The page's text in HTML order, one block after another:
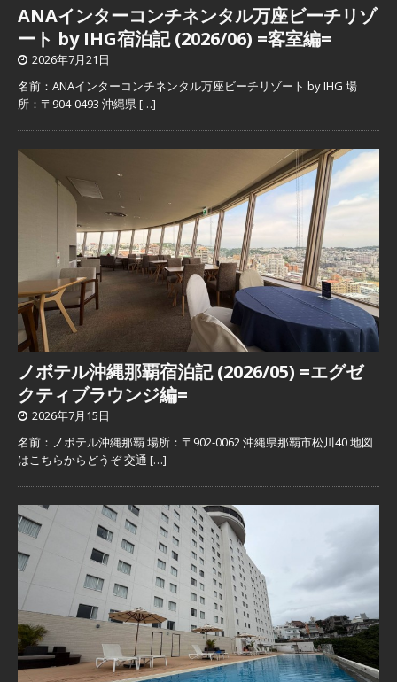
ANAインターコンチネンタル万座ビーチリゾ
ート by IHG宿泊記 (2026/06) =客室編=
2026年7月21日
名前：ANAインターコンチネンタル万座ビーチリゾート by IHG 場
所：〒904-0493 沖縄県 […]
ノボテル沖縄那覇宿泊記 (2026/05) =エグゼ
クティブラウンジ編=
2026年7月15日
名前：ノボテル沖縄那覇 場所：〒902-0062 沖縄県那覇市松川40 地図
はこちらからどうぞ 交通 […]